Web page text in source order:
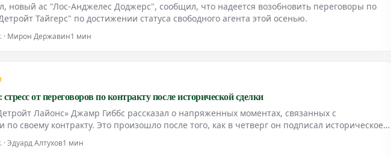
новый ас "Лос-Анджелес Доджерс", сообщил, что надеется возобновить переговоры по
Тайгерс" по достижении статуса свободного агента этой осенью.
· Мирон Державин1 мин
от переговоров по контракту после исторической сделки
Лайонс» Джамр Гиббс рассказал о напряженных моментах, связанных с
по своему контракту. Это произошло после того, как в четверг он подписал историческое
· Эдуард Алтухов1 мин